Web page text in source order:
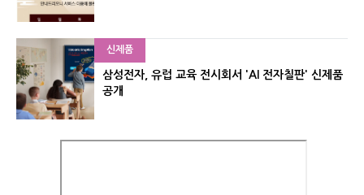
신제품
삼성전자, 유럽 교육 전시회서 'AI 전자칠판' 신제품
공개